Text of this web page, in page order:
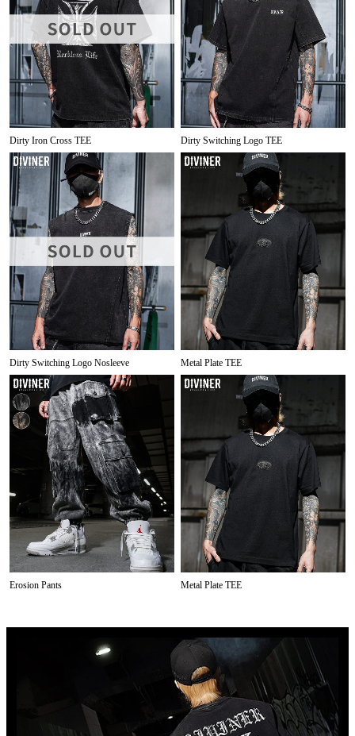
Dirty Iron Cross TEE Dirty Switching Logo TEE
Dirty Switching Logo Nosleeve Metal Plate TEE
Erosion Pants Metal Plate TEE